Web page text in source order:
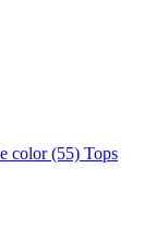
color (55) Tops